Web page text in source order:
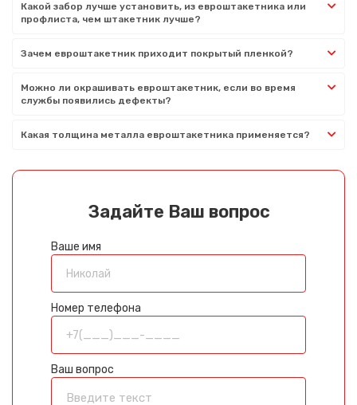
Какой забор лучше установить, из евроштакетника или
профлиста, чем штакетник лучше?
Зачем евроштакетник приходит покрытый пленкой?
Можно ли окрашивать евроштакетник, если во время
службы появились дефекты?
Какая толщина металла евроштакетника применяется?
Задайте Ваш вопрос
Ваше имя
Номер телефона
Ваш вопрос